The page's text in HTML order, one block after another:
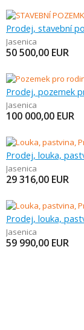
Prodej, stavební
Jasenica
50 500,00 EUR
Prodej, pozemek
Jasenica
100 000,00 EUR
Prodej, louka,
Jasenica
29 316,00 EUR
Prodej, louka,
Jasenica
59 990,00 EUR